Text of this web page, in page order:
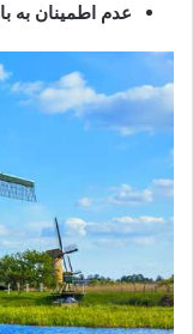
عدم اطمینان به